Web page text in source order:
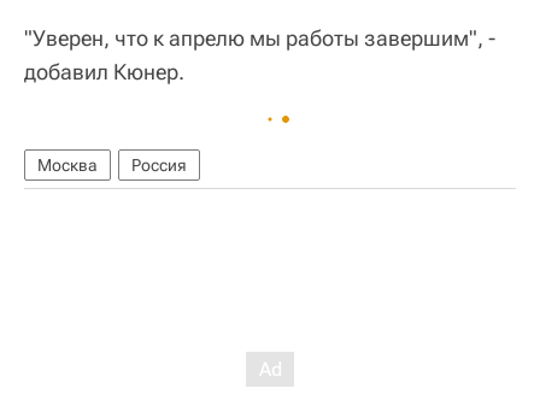
"Уверен, что к апрелю мы работы завершим", -
добавил Кюнер.
Москва Россия